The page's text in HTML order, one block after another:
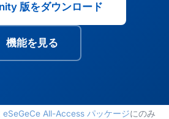
版をダウンロード
機能を見る
eSeGeCe All-Access パッケージにのみ